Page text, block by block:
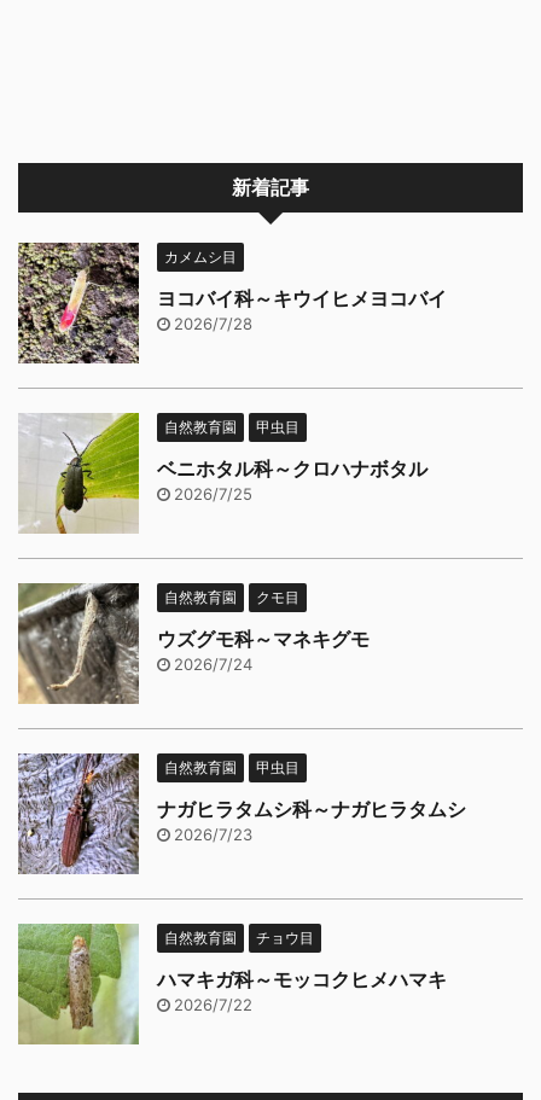
新着記事
カメムシ目
ヨコバイ科～キウイヒメヨコバイ
2026/7/28
自然教育園 甲虫目
ベニホタル科～クロハナボタル
2026/7/25
自然教育園 クモ目
ウズグモ科～マネキグモ
2026/7/24
自然教育園 甲虫目
ナガヒラタムシ科～ナガヒラタムシ
2026/7/23
自然教育園 チョウ目
ハマキガ科～モッコクヒメハマキ
2026/7/22